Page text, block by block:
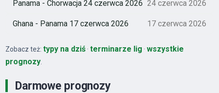
Darmowe prognozy
Panama - Chorwacja 24 czerwca 2026 24 czerwca 2026
Ghana - Panama 17 czerwca 2026 17 czerwca 2026
Zobacz też:typy na dziś ·terminarze lig ·wszystkie
prognozy